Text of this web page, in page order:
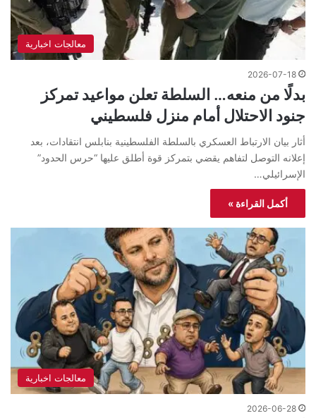
معالجات اخبارية
2026-07-18
بدلًا من منعه… السلطة تعلن مواعيد تمركز
جنود الاحتلال أمام منزل فلسطيني
أثار بيان الارتباط العسكري بالسلطة الفلسطينية بنابلس انتقادات، بعد
إعلانه التوصل لتفاهم يقضي بتمركز قوة أطلق عليها “حرس الحدود”
الإسرائيلي…
أكمل القراءة »
معالجات اخبارية
2026-06-28